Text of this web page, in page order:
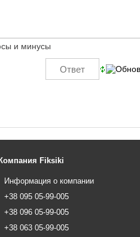
и минусы
Fiksiki
Информация о компании
+38 095 05-99-005
+38 096 05-99-005
+38 063 05-99-005